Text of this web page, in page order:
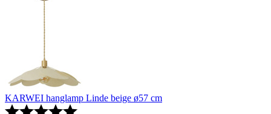
KARWEI hanglamp Linde beige ø57 cm